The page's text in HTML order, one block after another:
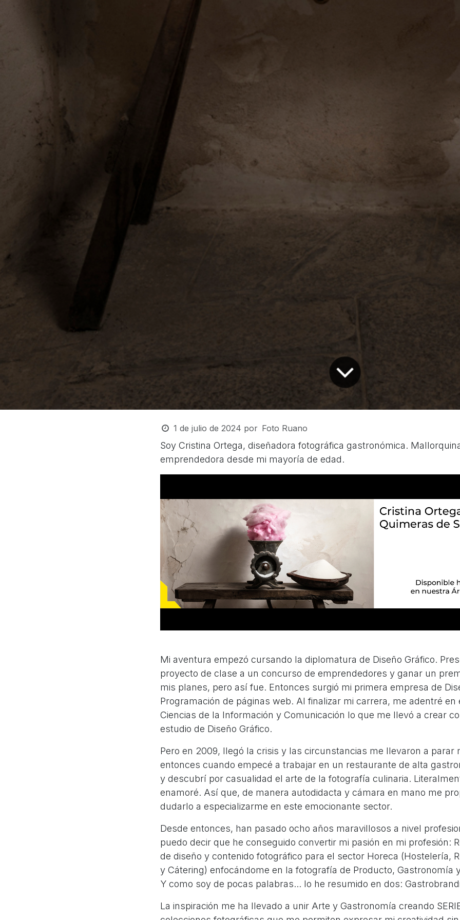
1 de julio de 2024 por Foto Ruano
Soy Cristina Ortega, diseñadora fotográfica gastronómica.
emprendedora desde mi mayoría de edad.
Mi aventura empezó cursando la diplomatura de Diseño Gráfico.
proyecto de clase a un concurso de emprendedores y ganar un
mis planes, pero así fue. Entonces surgió mi primera empresa de
Programación de páginas web. Al finalizar mi carrera, me adentré
Ciencias de la Información y Comunicación lo que me llevó a crear
estudio de Diseño Gráfico.
Pero en 2009, llegó la crisis y las circunstancias me llevaron a parar
entonces cuando empecé a trabajar en un restaurante de alta
y descubrí por casualidad el arte de la fotografía culinaria.
enamoré. Así que, de manera autodidacta y cámara en mano me
dudarlo a especializarme en este emocionante sector.
Desde entonces, han pasado ocho años maravillosos a nivel
puedo decir que he conseguido convertir mi pasión en mi profesión:
de diseño y contenido fotográfico para el sector Horeca (Hostelería,
y Cátering) enfocándome en la fotografía de Producto, Gastronomía
Y como soy de pocas palabras... lo he resumido en dos:
La inspiración me ha llevado a unir Arte y Gastronomía creando